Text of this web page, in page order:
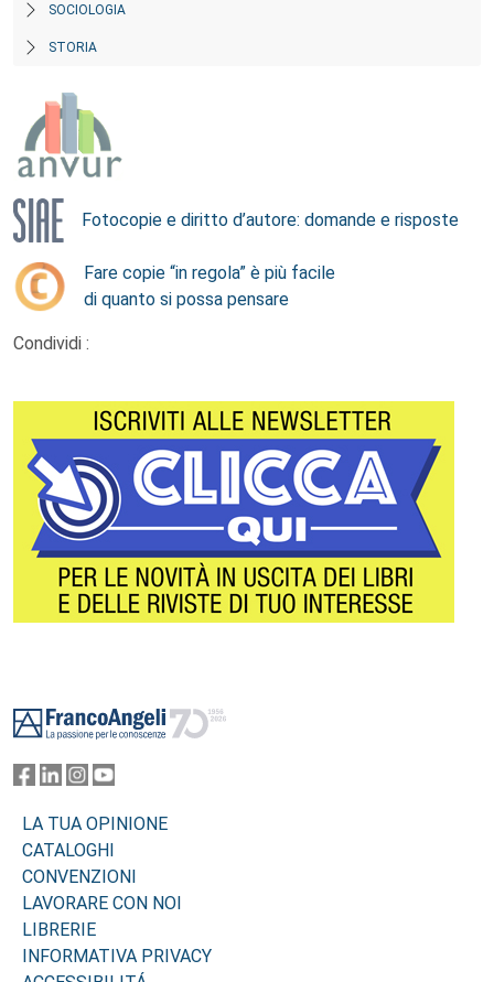
SOCIOLOGIA
STORIA
Fotocopie e diritto d’autore: domande e risposte
Fare copie “in regola” è più facile
di quanto si possa pensare
Condividi :
LA TUA OPINIONE
CATALOGHI
CONVENZIONI
LAVORARE CON NOI
LIBRERIE
INFORMATIVA PRIVACY